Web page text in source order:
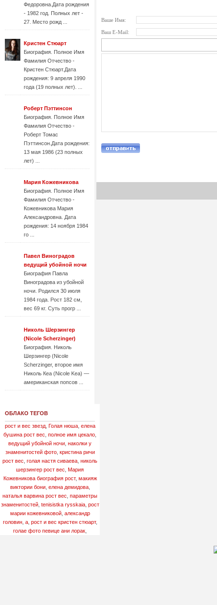
Федоровна.Дата рождения
- 1982 год. Полных лет -
27. Место рожд ...
Кристен Стюарт
Биография. Полное Имя
Фамилия Отчество -
Кристен Стюарт.Дата
рождения: 9 апреля 1990
года (19 полных лет). ...
Роберт Пэттинсон
Биография. Полное Имя
Фамилия Отчество -
Роберт Томас
Пэттинсон.Дата рождения:
13 мая 1986 (23 полных
лет) ...
Мария Кожевникова
Биография. Полное Имя
Фамилия Отчество -
Кожевникова Мария
Александровна. Дата
рождения: 14 ноября 1984
го ...
Павел Виноградов
ведущий убойной ночи
Биография Павла
Виноградова из убойной
ночи. Родился 30 июля
1984 года. Рост 182 см,
вес 69 кг. Суть прогр ...
Николь Шерзингер
(Nicole Scherzinger)
Биография. Николь
Шерзингер (Nicole
Scherzinger, второе имя
Николь Кеа (Nicole Kea) —
американская попсов ...
ОБЛАКО ТЕГОВ
рост и вес звезд, Голая нюша, елена
бушина рост вес полное имя цекало
ведущий убойной ночи наколки у
знаменитостей фото, кристина ричи
рост вес голая настя сиваева николь
шерзингер рост вес Мария
Кожевникова биография рост, макияж
виктории бони, елена демидова,
наталья варвина рост вес параметры
знаменитостей, tenisistka rysskaia, рост
марии кожевниковой, александр
головин, a, рост и вес кристен стюарт,
голае фото певице ани лорак
Ваше Имя:
Ваш E-Mail: